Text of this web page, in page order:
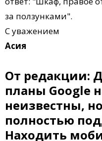
за ползунками".
С уважением
Асия
От редакции:
планы Google
неизвестны,
полностью
Находить